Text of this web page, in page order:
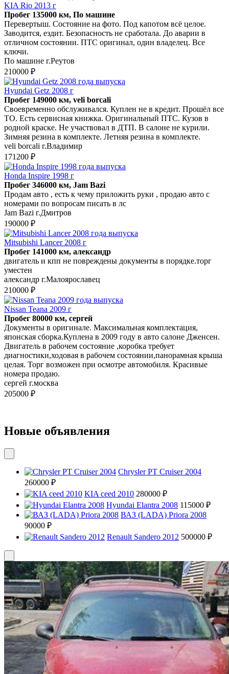
KIA Rio 2013 г
Пробег 135000 км, По машине
Перевертыш. Состояние на фото. Под капотом всё целое.
Заводится, ездит. Безопасность не сработала. До аварии в
отличном состоянии. ПТС оригинал, один владелец. Все
ключи.
По машине г.Реутов
210000 ₽
Hyundai Getz 2008 г
Пробег 149000 км, veli borcali
Своевременно обслуживался. Куплен не в кредит. Прошёл все
ТО. Есть сервисная книжка. Оригинальный ПТС. Кузов в
родной краске. Не участвовал в ДТП. В салоне не курили.
Зимняя резина в комплекте. Летняя резина в комплекте.
veli borcali г.Владимир
171200 ₽
Honda Inspire 1998 г
Пробег 346000 км, Jam Bazi
Продам авто , есть к чему приложить руки , продаю авто с
номерами по вопросам писать в лс
Jam Bazi г.Дмитров
190000 ₽
Mitsubishi Lancer 2008 г
Пробег 141000 км, александр
двигатель и кпп не повреждены документы в порядке.торг
уместен
александр г.Малоярославец
210000 ₽
Nissan Teana 2009 г
Пробег 80000 км, сергей
Документы в оригинале. Максимальная комплектация,
японская сборка.Куплена в 2009 году в авто салоне Дженсен.
Двигатель в рабочем состояние ,коробка требует
диагностики,ходовая в рабочем состоянии,панорамная крыша
целая. Торг возможен при осмотре автомобиля. Красивые
номера продаю.
сергей г.москва
205000 ₽
Новые объявления
Chrysler PT Cruiser 2004
260000 ₽
KIA ceed 2010 280000 ₽
Hyundai Elantra 2008 115000 ₽
ВАЗ (LADA) Priora 2008
90000 ₽
Renault Sandero 2012 500000 ₽